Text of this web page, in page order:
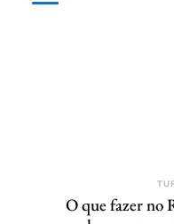
O que fazer no